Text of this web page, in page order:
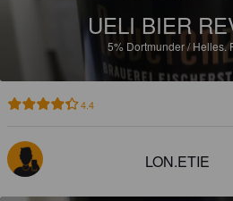
UELI BIER
5% Dortmunder / Helles.
4.4
LON.ETIE